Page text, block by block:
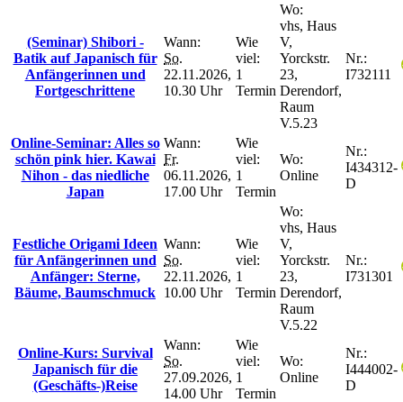
(Seminar) Shibori -
Batik auf Japanisch für
Anfängerinnen und
Fortgeschrittene
Wann:
So.
22.11.2026,
10.30 Uhr
Wie
viel:
1
Termin
Wo:
vhs, Haus
V,
Yorckstr.
23,
Derendorf,
Raum
V.5.23
Nr.:
I732111
Online-Seminar: Alles so
schön pink hier. Kawai
Nihon - das niedliche
Japan
Wann:
Fr.
06.11.2026,
17.00 Uhr
Wie
viel:
1
Termin
Wo:
Online
Nr.:
I434312-
D
Festliche Origami Ideen
für Anfängerinnen und
Anfänger: Sterne,
Bäume, Baumschmuck
Wann:
So.
22.11.2026,
10.00 Uhr
Wie
viel:
1
Termin
Wo:
vhs, Haus
V,
Yorckstr.
23,
Derendorf,
Raum
V.5.22
Nr.:
I731301
Online-Kurs: Survival
Japanisch für die
(Geschäfts-)Reise
Wann:
So.
27.09.2026,
14.00 Uhr
Wie
viel:
1
Termin
Wo:
Online
Nr.:
I444002-
D